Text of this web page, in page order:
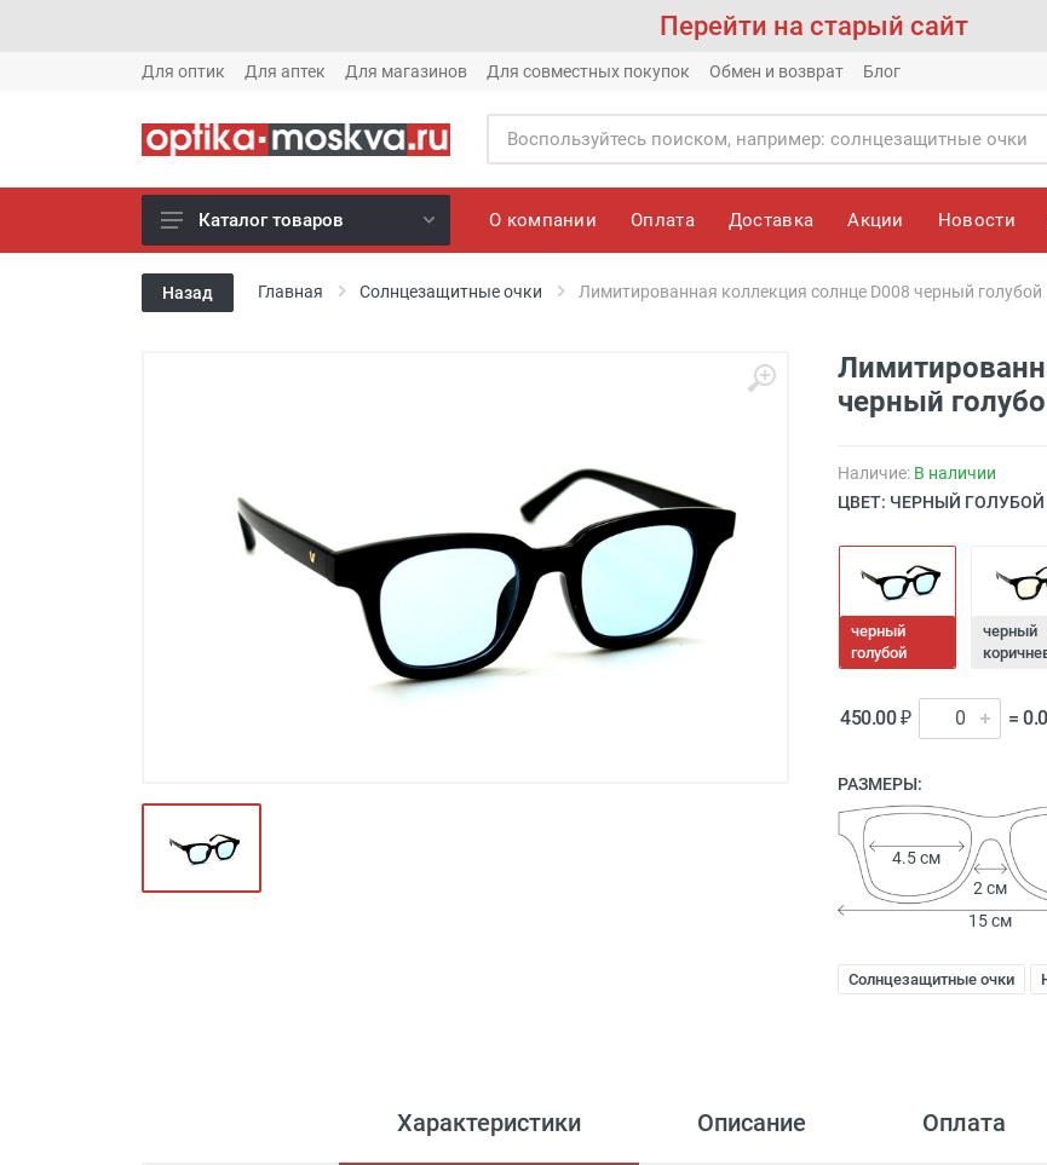
Перейти на старый сайт
Для оптик Для аптек Для магазинов Для совместных покупок Обмен и возврат Блог
Новое готовые очки (1621)
Новое солнце (1613)
Известные бренды (212)
Футляры и мешки (1412)
Красота и здоровье (353)
Атрибуты для оптики (59)
Каталог товаров О компании Оплата Доставка Акции Новости
Назад Главная Солнцезащитные очки Лимитированная коллекция солнце D008 черный голубой
черный
Наличие: В наличии
ЦВЕТ: ЧЕРНЫЙ ГОЛУБОЙ
черный
голубой
черный
450.00 ₽ =
РАЗМЕРЫ:
2 см
4.5 см
15 см
Солнцезащитные очки
Характеристики Описание Оплата